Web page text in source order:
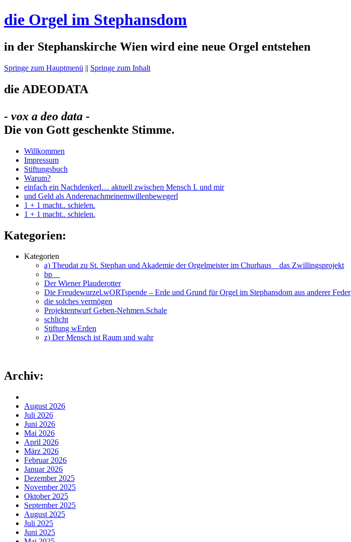
die Orgel im Stephansdom
in der Stephanskirche Wien wird eine neue Orgel entstehen
Springe zum Hauptmenü || Springe zum Inhalt
die ADEODATA
- vox a deo data -
Die von Gott geschenkte Stimme.
Willkommen
Impressum
Stiftungsbuch
Warum?
einfach ein Nachdenkerl… aktuell zwischen Mensch I. und mir
und Geld als Anderenachmeinemwillenbewegerl
1 + 1 macht.. schielen.
1 + 1 macht.. schielen.
Kategorien:
Kategorien
a) Theudat zu St. Stephan und Akademie der Orgelmeister im Churhaus _ das Zwillingsprojekt
bp__
Der Wiener Plauderotter
Die Freudewurzel.wORTspende – Erde und Grund für Orgel im Stephansdom aus anderer Feder
die solches vermögen
Projektentwurf Geben-Nehmen.Schale
schlicht
Stiftung wErden
z) Der Mensch ist Raum und wahr
Archiv:
August 2026
Juli 2026
Juni 2026
Mai 2026
April 2026
März 2026
Februar 2026
Januar 2026
Dezember 2025
November 2025
Oktober 2025
September 2025
August 2025
Juli 2025
Juni 2025